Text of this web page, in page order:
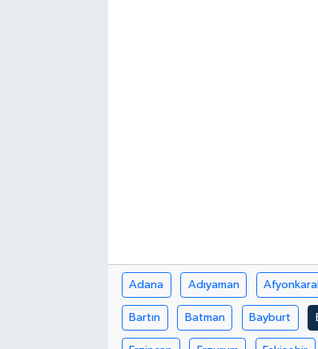
Adana Adıyaman
Bartın Batman Bayburt